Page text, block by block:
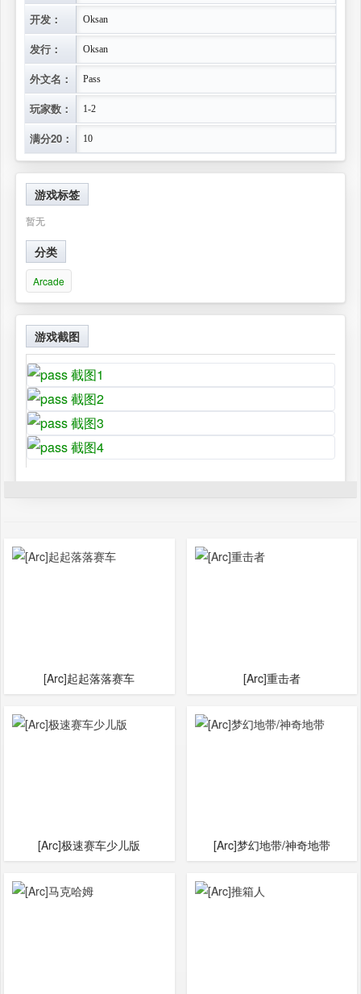
开发： Oksan
发行： Oksan
外文名： Pass
玩家数： 1-2
满分20： 10
游戏标签
暂无
分类
Arcade
游戏截图
[Arc]起起落落赛车 [Arc]重击者
[Arc]极速赛车少儿版 [Arc]梦幻地带/神奇地带